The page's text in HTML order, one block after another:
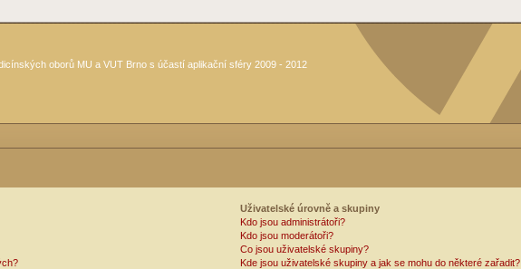
oborů MU a VUT Brno s účastí aplikační sféry 2009 - 2012
Uživatelské úrovně a skupiny
Kdo jsou administrátoři?
Kdo jsou moderátoři?
Co jsou uživatelské skupiny?
Kde jsou uživatelské skupiny a jak se mohu do některé zařadit?